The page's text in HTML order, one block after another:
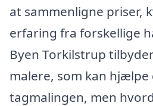
at sammenligne priser,
erfaring fra forskellige
Byen Torkilstrup
malere, som kan hjælpe
tagmalingen, men